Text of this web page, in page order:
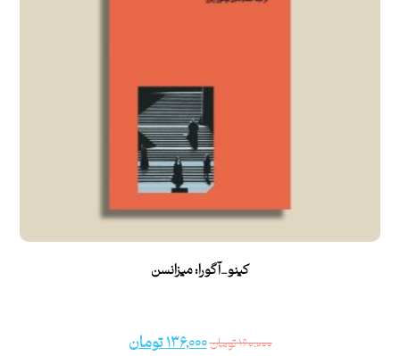
کینو_آگورا: میزانسن
۱۶۰,۰۰۰تومان۱۳۶,۰۰۰تومان